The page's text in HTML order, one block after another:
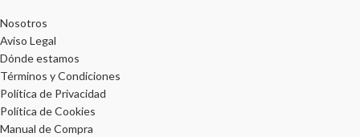
Nosotros
Aviso Legal
Dónde estamos
Términos y Condiciones
Política de Privacidad
Política de Cookies
Manual de Compra